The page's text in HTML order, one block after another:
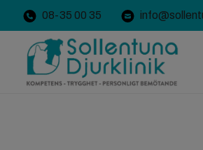
08-35 00 35
Hem Integritetspolicy